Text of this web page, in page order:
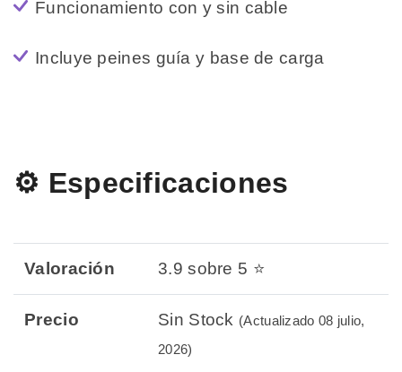
Funcionamiento con y sin cable
Incluye peines guía y base de carga
⚙️ Especificaciones
Valoración 3.9 sobre 5 ⭐
Precio Sin Stock (Actualizado 08 julio,
2026)